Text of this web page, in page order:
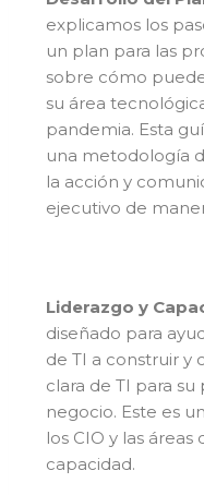
explicamos los
un plan para las
sobre cómo
su área
pandemia. Esta
una metodología
la acción y
ejecutivo de
Liderazgo y
diseñado para
de TI a construir y
clara de TI para
negocio. Este es
los CIO y las
capacidad.